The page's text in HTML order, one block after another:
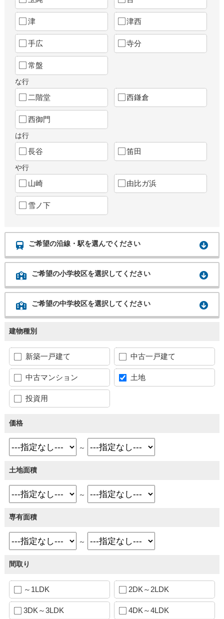
津 津西
手広 寺分
常盤
な行
二階堂 西鎌倉
西御門
は行
長谷 笛田
や行
山崎 由比ガ浜
雪ノ下
ご希望の沿線・駅を選んでください
ご希望の小学校区を選択してください
ご希望の中学校区を選択してください
建物種別
新築一戸建て 中古一戸建て
中古マンション 土地
投資用
価格
～
土地面積
～
専有面積
～
間取り
～1LDK 2DK～2LDK
3DK～3LDK 4DK～4LDK